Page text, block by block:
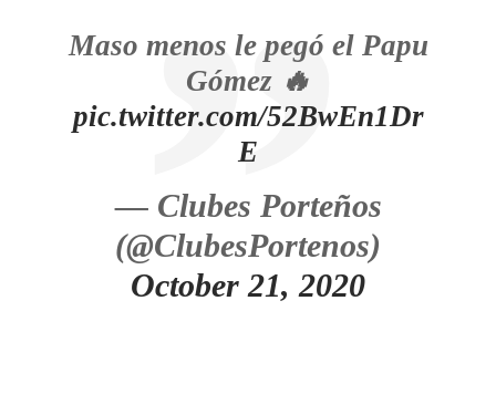
Maso menos le pegó el Papu
Gómez 🔥
pic.twitter.com/52BwEn1Dr
E
— Clubes Porteños
(@ClubesPortenos)
October 21, 2020